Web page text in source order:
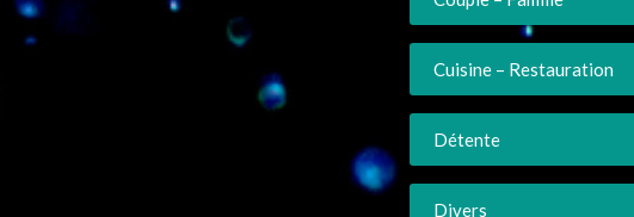
Cuisine – Restauration
Détente
Divers